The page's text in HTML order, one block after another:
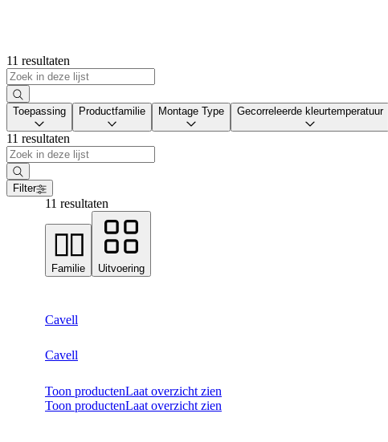
11 resultaten
Toepassing Productfamilie Montage Type Gecorreleerde kleurtemperatuur
11 resultaten
Filter
11 resultaten
Familie Uitvoering
Cavell
Cavell
Toon productenLaat overzicht zien
Toon productenLaat overzicht zien